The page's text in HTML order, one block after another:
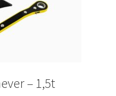
– 1,5t